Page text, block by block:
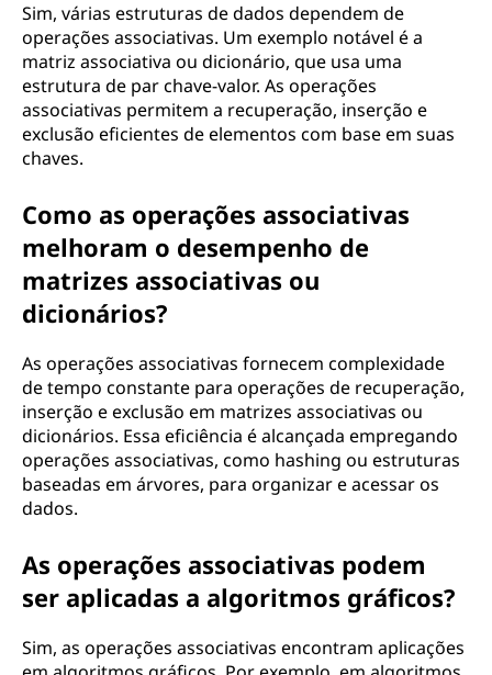
Sim, várias estruturas de dados dependem de
operações associativas. Um exemplo notável é a
matriz associativa ou dicionário, que usa uma
estrutura de par chave-valor. As operações
associativas permitem a recuperação, inserção e
exclusão eficientes de elementos com base em suas
chaves.
Como as operações associativas
melhoram o desempenho de
matrizes associativas ou
dicionários?
As operações associativas fornecem complexidade
de tempo constante para operações de recuperação,
inserção e exclusão em matrizes associativas ou
dicionários. Essa eficiência é alcançada empregando
operações associativas, como hashing ou estruturas
baseadas em árvores, para organizar e acessar os
dados.
As operações associativas podem
ser aplicadas a algoritmos gráficos?
Sim, as operações associativas encontram aplicações